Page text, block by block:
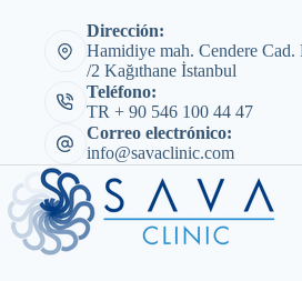
Dirección:
Hamidiye mah. Cendere
/2 Kağıthane İstanbul
Teléfono:
TR + 90 546 100 44 47
Correo electrónico:
info@savaclinic.com